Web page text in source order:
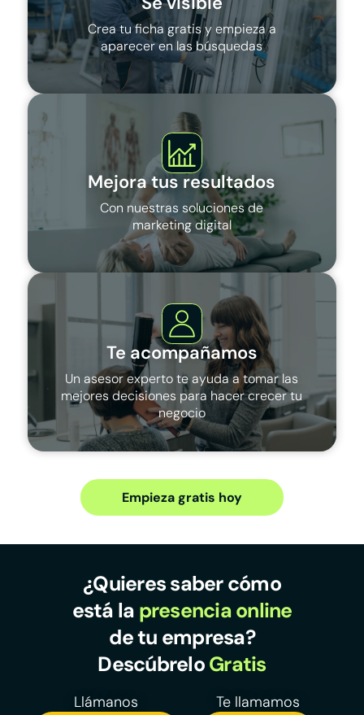
Crea tu ficha gratis y empieza a
aparecer en las búsquedas
Mejora tus resultados
Con nuestras soluciones de
marketing digital
Te acompañamos
Un asesor experto te ayuda a tomar las
mejores decisiones para hacer crecer tu
negocio
Empieza gratis hoy
¿Quieres saber cómo
está la presencia online
de tu empresa?
DescúbreloGratis
Llámanos Te llamamos